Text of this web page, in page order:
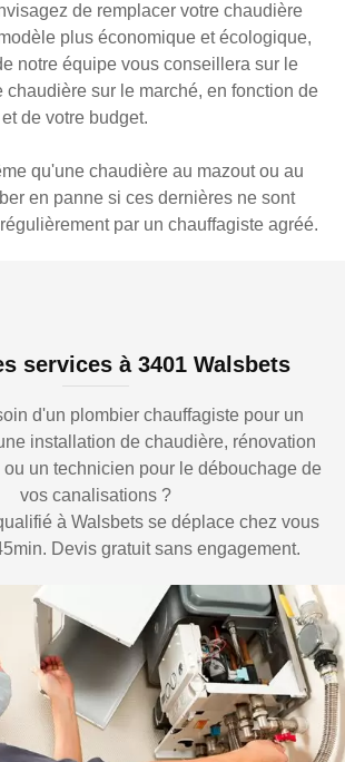
de remplacer votre chaudière
plus économique et écologique,
notre équipe vous conseillera sur le
chaudière sur le marché, en fonction de
de votre budget.
qu'une chaudière au mazout ou au
en panne si ces dernières ne sont
par un chauffagiste agréé.
services à 3401 Walsbets
d'un plombier chauffagiste pour un
installation de chaudière, rénovation
un technicien pour le débouchage de
vos canalisations ?
à Walsbets se déplace chez vous
Devis gratuit sans engagement.